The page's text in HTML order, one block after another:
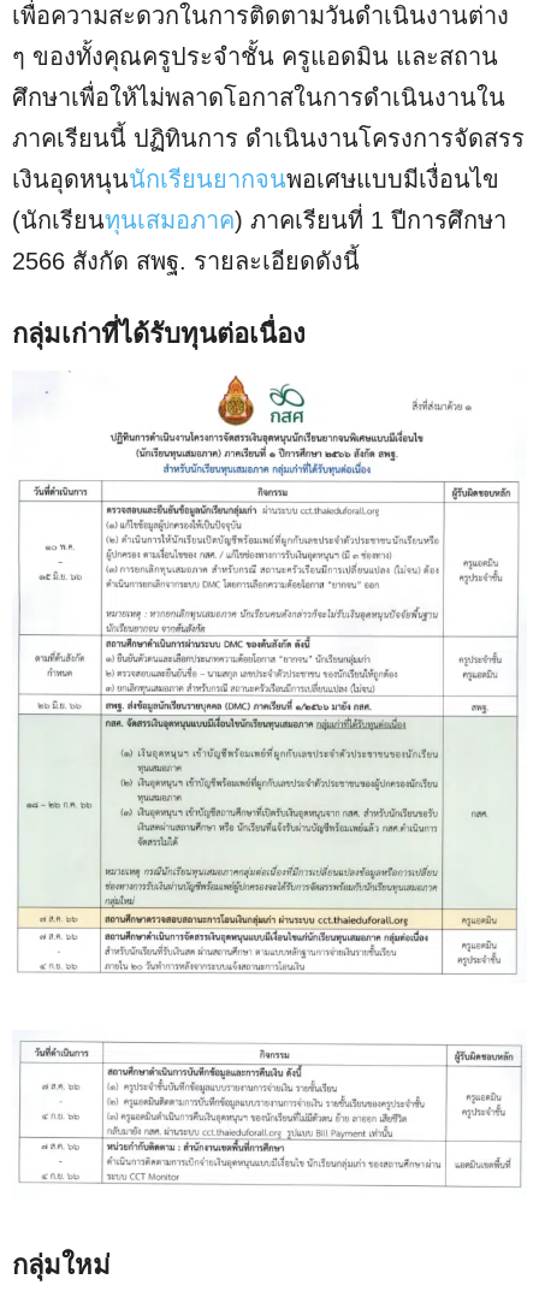
เพื่อความสะดวกในการติดตามวันดำเนินงานต่าง
ๆ ของทั้งคุณครูประจำชั้น ครูแอดมิน และสถาน
ศึกษาเพื่อให้ไม่พลาดโอกาสในการดำเนินงานใน
ภาคเรียนนี้ ปฏิทินการ ดำเนินงานโครงการจัดสรร
เงินอุดหนุนนักเรียนยากจนพอเศษแบบมีเงื่อนไข
(นักเรียนทุนเสมอภาค) ภาคเรียนที่ 1 ปีการศึกษา
2566 สังกัด สพฐ. รายละเอียดดังนี้
กลุ่มเก่าที่ได้รับทุนต่อเนื่อง
กลุ่มใหม่